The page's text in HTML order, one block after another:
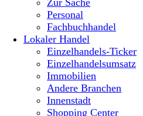
Personal
Fachbuchhandel
Lokaler Handel
Einzelhandels-Ticker
Einzelhandelsumsatz
Immobilien
Andere Branchen
Innenstadt
Shopping Center